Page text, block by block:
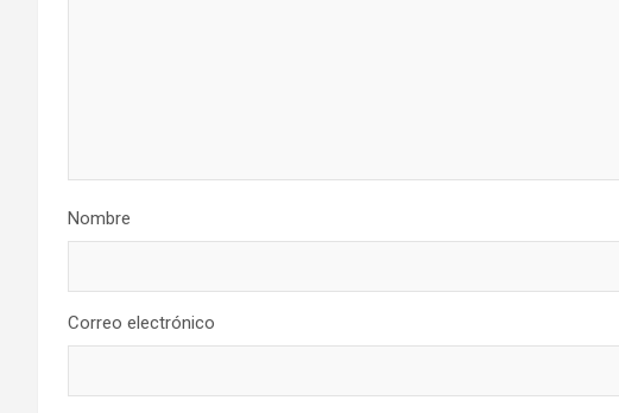
Nombre
Correo electrónico